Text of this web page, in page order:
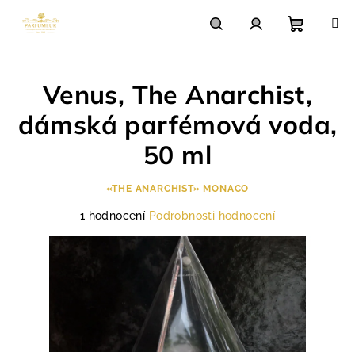
košík
Venus, The Anarchist,
dámská parfémová voda,
50 ml
«THE ANARCHIST» MONACO
Průměrné
hvězdiček.
1 hodnocení Podrobnosti hodnocení